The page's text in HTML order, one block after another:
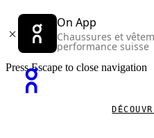
On App
Chaussures et
performance suisse
Press Escape to close navigation